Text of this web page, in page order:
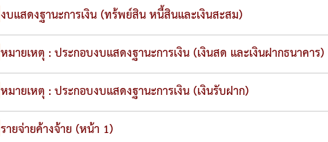
งบแสดงฐานะการเงิน (ทร้พย์สิน หนี้สินและเงินสะสม)
หมายเหตุ : ประกอบงบแสดงฐานะการเงิน (เงินสด และเงินฝากธนาคาร)
หมายเหตุ : ประกอบงบแสดงฐานะการเงิน (เงินรับฝาก)
รายจ่ายค้างจ้าย (หน้า 1)